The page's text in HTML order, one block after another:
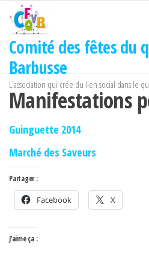
Passer
contenu
Comité des fêtes du
Barbusse
L'association qui crée du lien social dans le
Manifestations
Guinguette 2014
Marché des Saveurs
Partager :
Facebook X
J’aime ça :